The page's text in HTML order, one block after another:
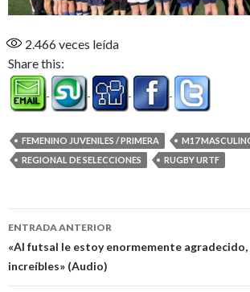
2.466veces leída
Share this:
FEMENINO JUVENILES / PRIMERA M17
REGIONAL DE SELECCIONES
RUGBY URTF
Navegación
de
entradas
ENTRADA ANTERIOR
«Al futsal le estoy enormemente
increíbles» (Audio)